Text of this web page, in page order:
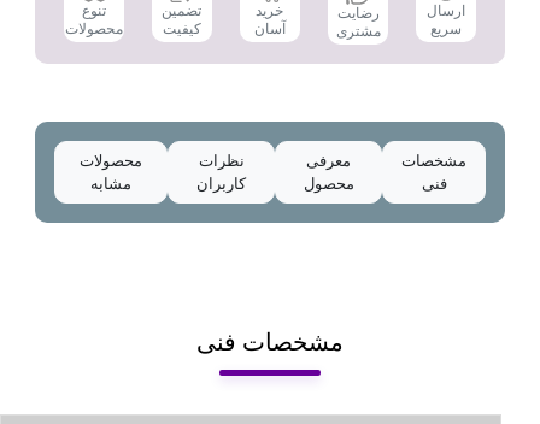
ارسال
سریع
رضایت
مشتری
خرید
آسان
تضمین
کیفیت
تنوع
محصولات
مشخصات
فنی
معرفی
محصول
نظرات
کاربران
محصولات
مشابه
مشخصات فنی